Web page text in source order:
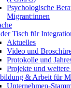
Psychologische
Migrant:innen
Tisch für
Aktuelles
Video und
Protokolle und
Projekte und
& Arbeit für
Unternehmen-